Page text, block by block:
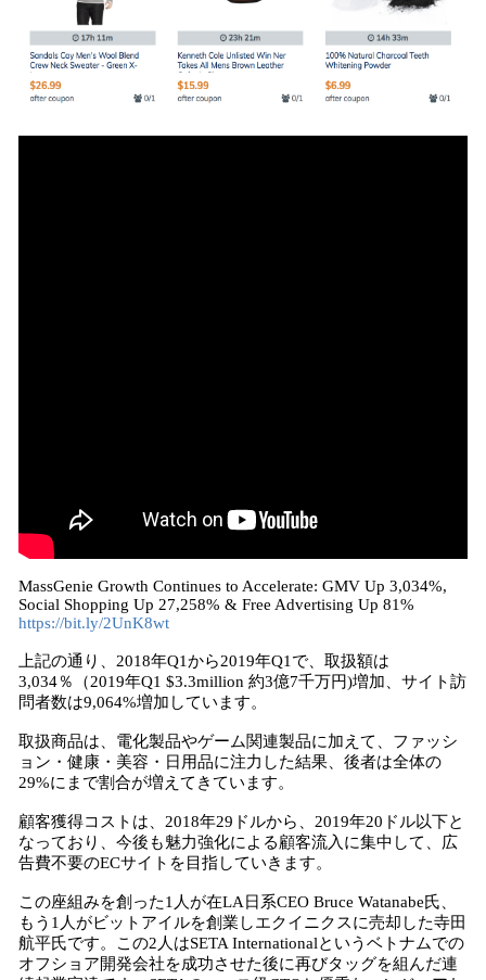
MassGenie Growth Continues to Accelerate: GMV Up 3,034%,
Social Shopping Up 27,258% & Free Advertising Up 81%
https://bit.ly/2UnK8wt
上記の通り、2018年Q1から2019年Q1で、取扱額は
3,034％（2019年Q1 $3.3million 約3億7千万円)増加、サイト訪
問者数は9,064%増加しています。
取扱商品は、電化製品やゲーム関連製品に加えて、ファッシ
ョン・健康・美容・日用品に注力した結果、後者は全体の
29%にまで割合が増えてきています。
顧客獲得コストは、2018年29ドルから、2019年20ドル以下と
なっており、今後も魅力強化による顧客流入に集中して、広
告費不要のECサイトを目指していきます。
この座組みを創った1人が在LA日系CEO Bruce Watanabe氏、
もう1人がビットアイルを創業しエクイニクスに売却した寺田
航平氏です。この2人はSETA Internationalというベトナムでの
オフショア開発会社を成功させた後に再びタッグを組んだ連